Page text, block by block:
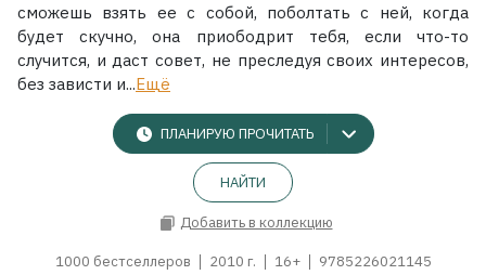
сможешь взять ее с собой, поболтать с ней, когда
будет скучно, она приободрит тебя, если что-то
случится, и даст совет, не преследуя своих интересов,
без зависти и...Ещё
ПЛАНИРУЮ ПРОЧИТАТЬ
НАЙТИ
Добавить в коллекцию
1000 бестселлеров 2010 г. 16+ 9785226021145